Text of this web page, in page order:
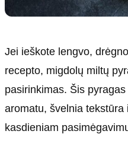
Redakcinė politika
Dirbtinis intelektas
Jei ieškote lengvo,
recepto, migdolų miltų
pasirinkimas. Šis
aromatu, švelnia tekstūra
kasdieniam